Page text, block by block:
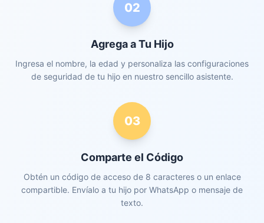
02
Agrega a Tu Hijo
Ingresa el nombre, la edad y personaliza las configuraciones
de seguridad de tu hijo en nuestro sencillo asistente.
03
Comparte el Código
Obtén un código de acceso de 8 caracteres o un enlace
compartible. Envíalo a tu hijo por WhatsApp o mensaje de
texto.